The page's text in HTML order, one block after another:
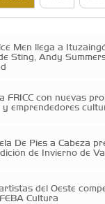
Men llega a
Sting, Andy
FRICC con nuevas
emprendedores
De Pies a Cabeza
de Invierno de
del Oeste
Cultura